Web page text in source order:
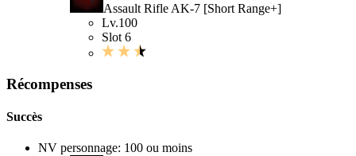
Assault Rifle AK-7 [Short Range+]
Lv.100
Slot 6
Récompenses
Succès
NV personnage: 100 ou moins